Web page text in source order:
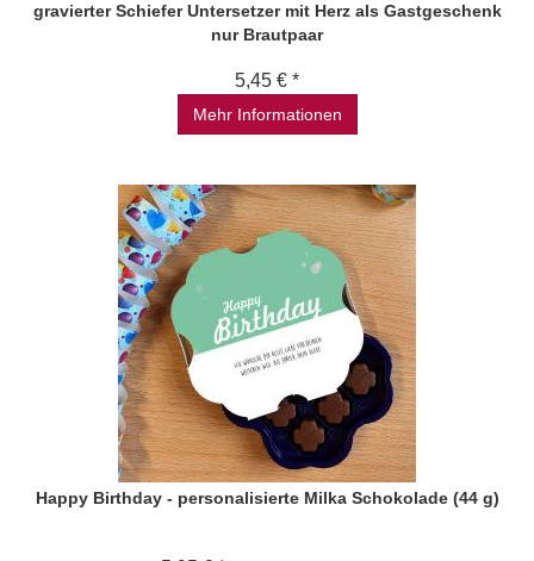
gravierter Schiefer Untersetzer mit Herz als Gastgeschenk
nur Brautpaar
5,45 € *
Mehr Informationen
Happy Birthday - personalisierte Milka Schokolade (44 g)